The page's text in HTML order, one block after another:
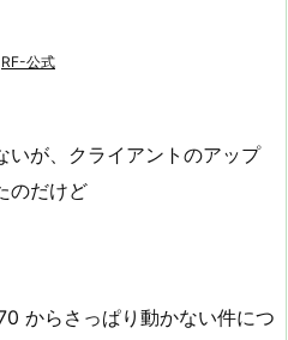
RF-公式
いが、クライアントのアップ
のだけど
からさっぱり動かない件につ